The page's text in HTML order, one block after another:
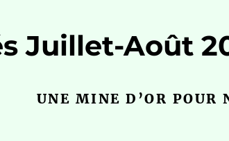
Juillet-Août
UNE MINE D’OR POUR